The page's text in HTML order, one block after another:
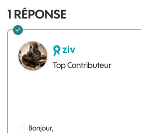
1 RÉPONSE
ziv
Top Contributeur
Bonjour,